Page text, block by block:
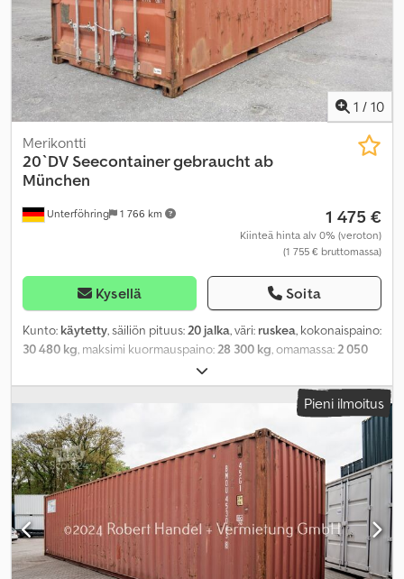
1 / 10
Unterföhring 1 766 km
Merikontti
20`DV Seecontainer gebraucht ab
München
1 475 €
Kiinteä hinta alv 0% (veroton)
(1 755 € bruttomassa)
Kysellä Soita
Kunto: käytetty, säiliön pituus:20 jalka, väri: ruskea, kokonaispaino:
30 480 kg, maksimi kuormauspaino:28 300 kg, omamassa:2 050
, lastitilan leveys:
kuormatilan pituus:5 898 mm, kuormatilan korkeus:2 390 mm,
Pieni ilmoitus